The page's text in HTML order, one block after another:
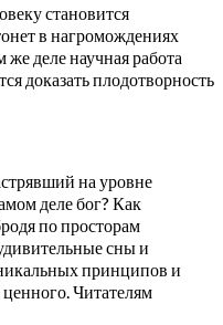
становится
в нагромождениях
деле научная работа
доказать плодотворность
на уровне
деле бог? Как
по просторам
сны и
принципов и
Читателям